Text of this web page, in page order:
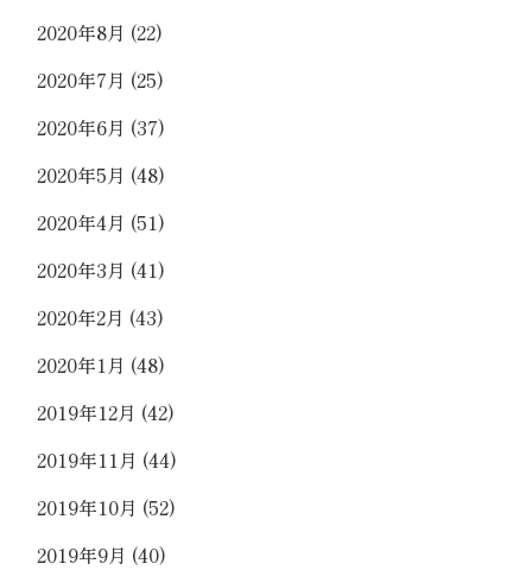
2020年8月 (22)
2020年7月 (25)
2020年6月 (37)
2020年5月 (48)
2020年4月 (51)
2020年3月 (41)
2020年2月 (43)
2020年1月 (48)
2019年12月 (42)
2019年11月 (44)
2019年10月 (52)
2019年9月 (40)